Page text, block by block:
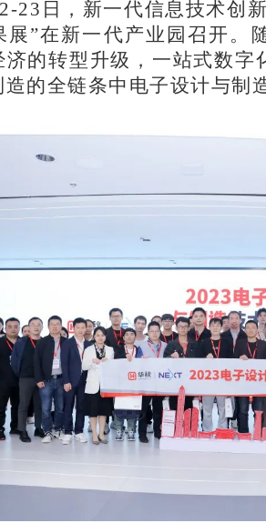
23日，新一代信息技术创
展”在新一代产业园召开。
济的转型升级，一站式数
的全链条中电子设计与制